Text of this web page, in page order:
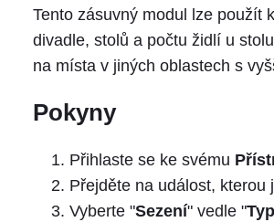
Tento zásuvný modul lze použít
divadle, stolů a počtu židlí u
na místa v jiných oblastech s
Pokyny
Přihlaste se ke svému
Přejděte na událost,
Vyberte "Sezení" vedle "